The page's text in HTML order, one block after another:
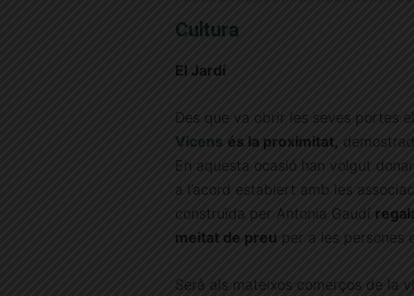
Cultura
El Jardí
Des que va obrir les seves portes
Vicens és la proximitat,
En aquesta ocasió han volgut
a l’acord establert amb les
construïda per Antonia Gaudí
meitat de preu per a les persones
Serà als mateixos comerços de la